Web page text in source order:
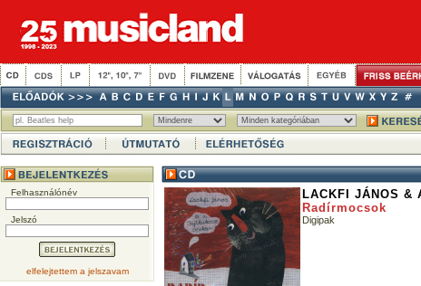
Felhasználónév
Jelszó
elfelejtettem a jelszavam
LACKFI JÁNOS &
Radírmocsok
Digipak